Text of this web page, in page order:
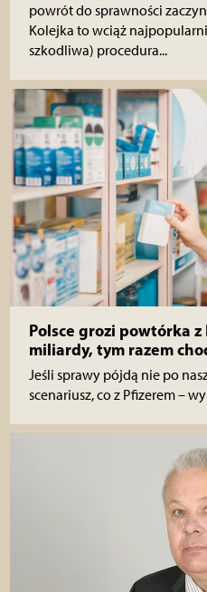
powrót do sprawności
Kolejka to wciąż
szkodliwa) procedura...
Polsce grozi powtórka z
miliardy, tym razem
Jeśli sprawy pójdą nie po
scenariusz, co z Pfizerem –